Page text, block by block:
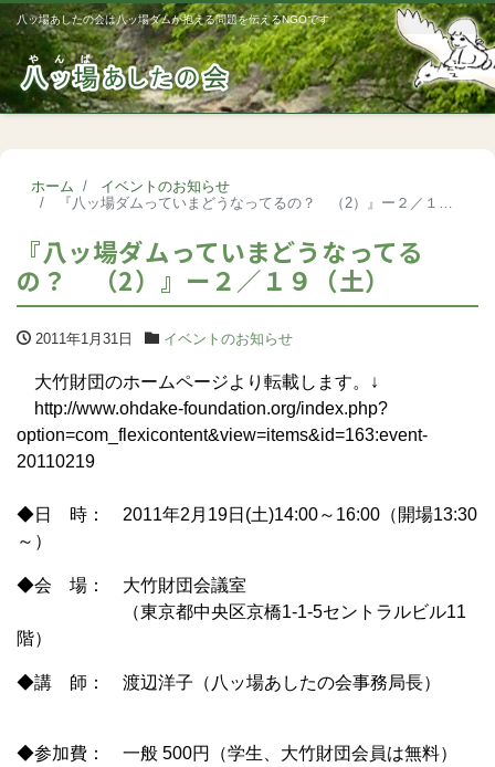
八ッ場あしたの会は八ッ場ダムが抱える問題を伝えるNGOです
ホーム
イベントのお知らせ
『八ッ場ダムっていまどうなってるの？ （2）』ー２／１９（土）
『八ッ場ダムっていまどうなってる
の？ （2）』ー２／１９（土）
2011年1月31日 イベントのお知らせ
大竹財団のホームページより転載します。↓
http://www.ohdake-foundation.org/index.php?
option=com_flexicontent&view=items&id=163:event-
20110219
◆日 時： 2011年2月19日(土)14:00～16:00（開場13:30
～）
◆会 場： 大竹財団会議室
（東京都中央区京橋1-1-5セントラルビル11
階）
◆講 師： 渡辺洋子（八ッ場あしたの会事務局長）
◆参加費： 一般 500円（学生、大竹財団会員は無料）